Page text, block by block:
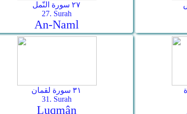
٢٧ سورة النّمل
27. Surah
An-Naml
٣١ سورة لقمان
31. Surah
Luqmân